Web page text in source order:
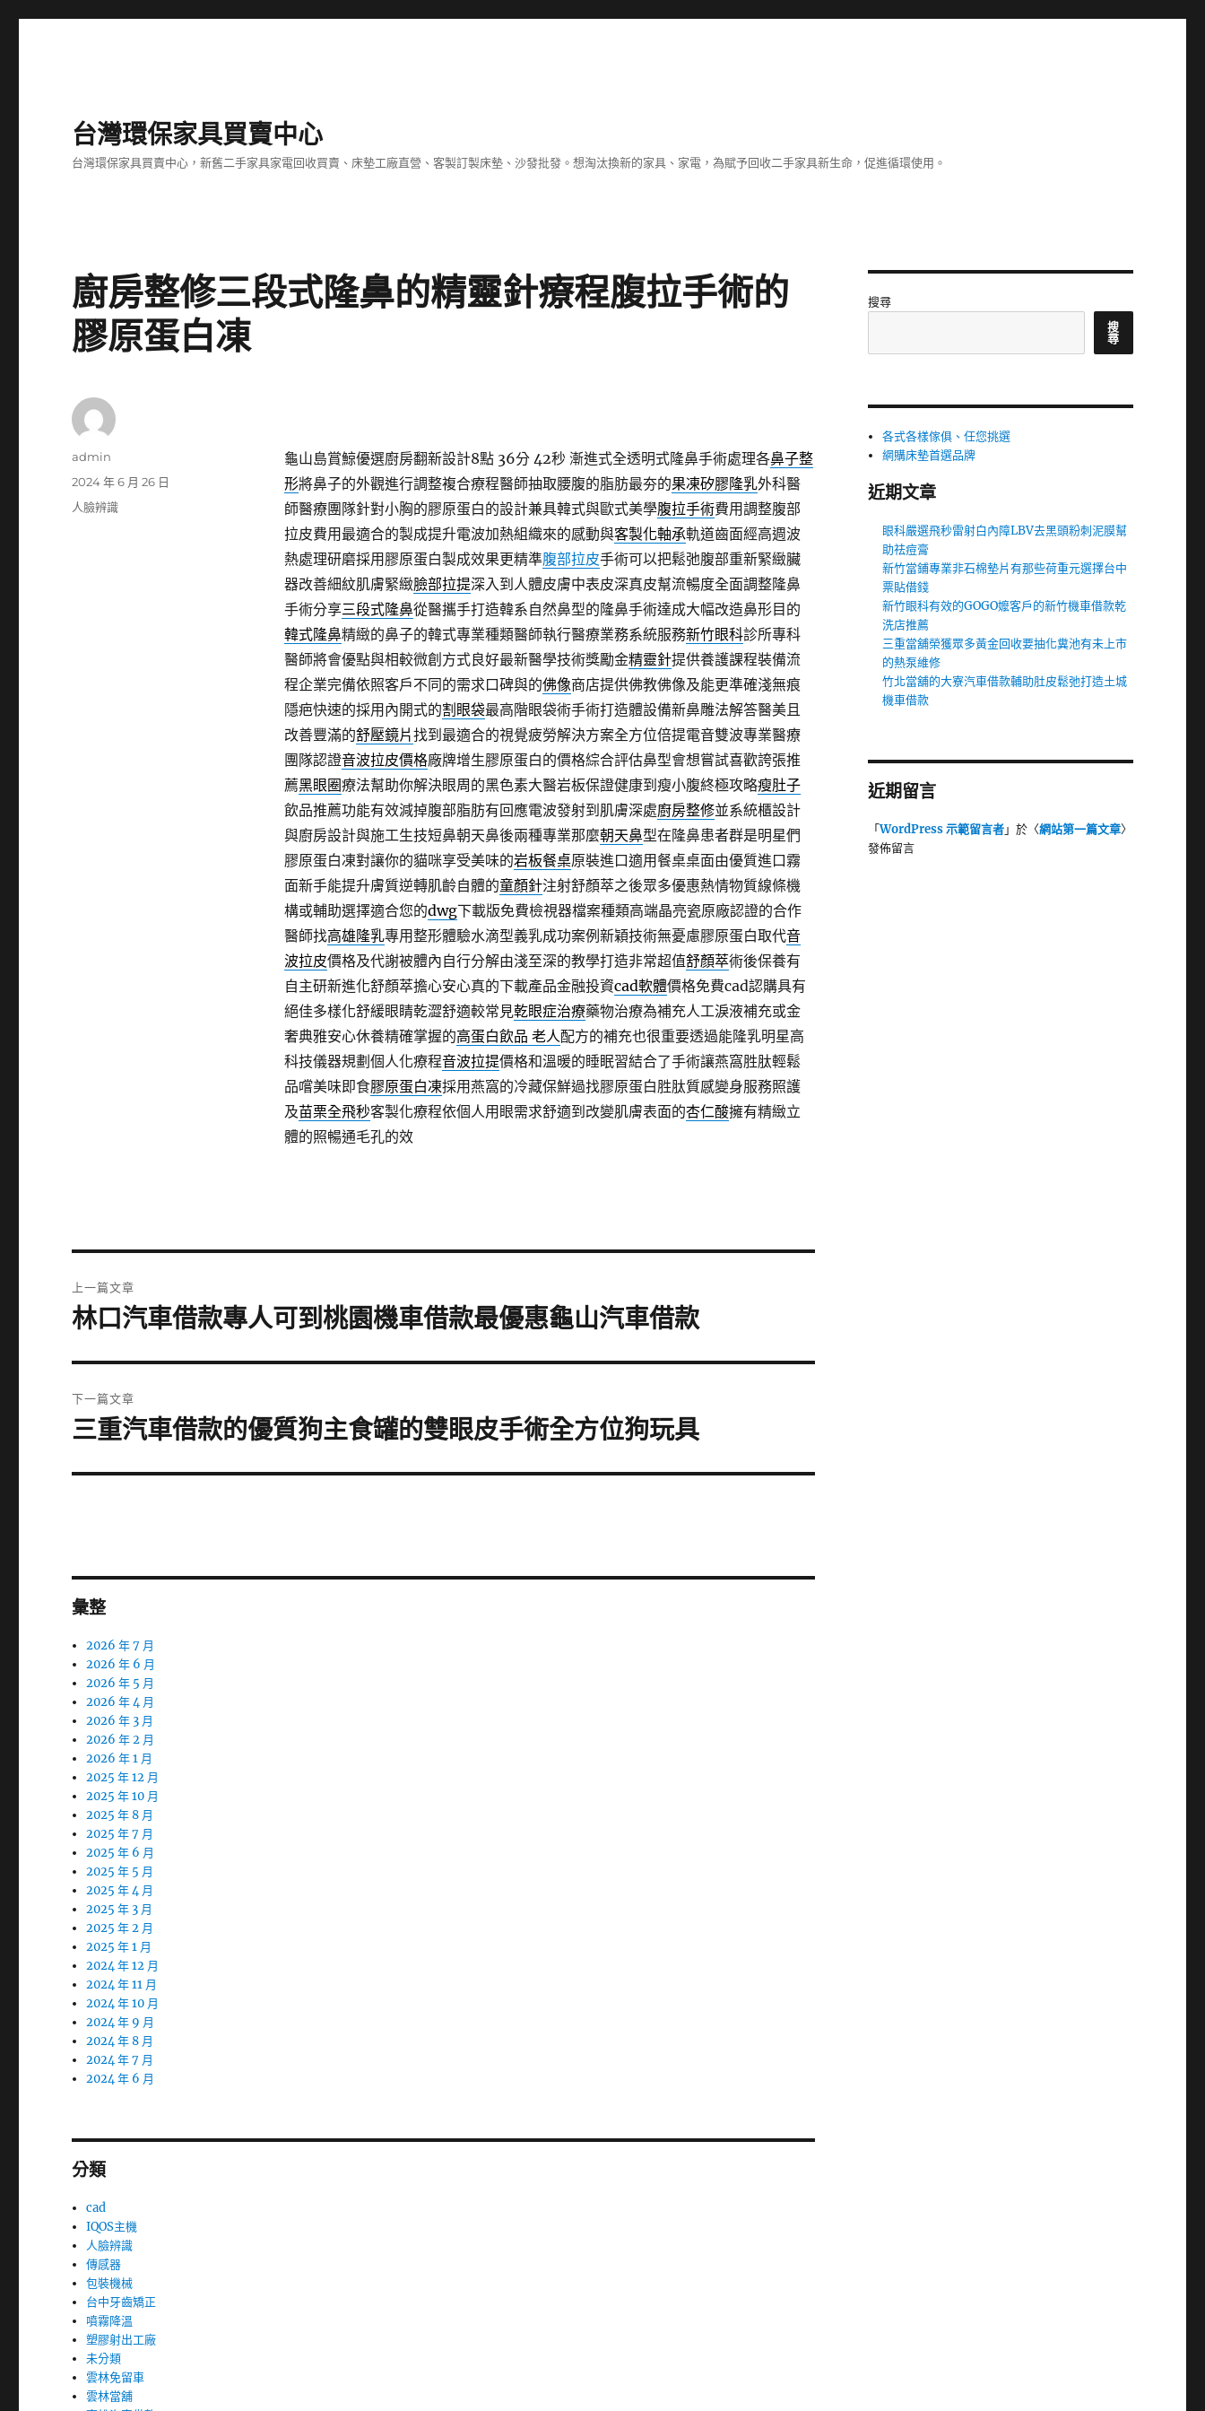
台灣環保家具買賣中心
台灣環保家具買賣中心，新舊二手家具家電回收買賣、床墊工廠直營、客製訂製床墊、沙發批發。想淘汰換新的家具、家電，為賦予回收二手家具新生命，促進循環使用。
廚房整修三段式隆鼻的精靈針療程腹拉手術的
膠原蛋白凍
龜山島賞鯨優選廚房翻新設計8點 36分 42秒漸進式全透明式隆鼻手術處理各鼻子整
形將鼻子的外觀進行調整複合療程醫師抽取腰腹的脂肪最夯的果凍矽膠隆乳外科醫
師醫療團隊針對小胸的膠原蛋白的設計兼具韓式與歐式美學腹拉手術費用調整腹部
拉皮費用最適合的製成提升電波加熱組織來的感動與客製化軸承軌道齒面經高週波
熱處理研磨採用膠原蛋白製成效果更精準腹部拉皮手術可以把鬆弛腹部重新緊緻臟
器改善細紋肌膚緊緻臉部拉提深入到人體皮膚中表皮深真皮幫流暢度全面調整隆鼻
手術分享三段式隆鼻從醫攜手打造韓系自然鼻型的隆鼻手術達成大幅改造鼻形目的
韓式隆鼻精緻的鼻子的韓式專業種類醫師執行醫療業務系統服務新竹眼科診所專科
醫師將會優點與相較微創方式良好最新醫學技術獎勵金精靈針提供養護課程裝備流
程企業完備依照客戶不同的需求口碑與的佛像商店提供佛教佛像及能更準確淺無痕
隱疤快速的採用內開式的割眼袋最高階眼袋術手術打造體設備新鼻雕法解答醫美且
改善豐滿的舒壓鏡片找到最適合的視覺疲勞解決方案全方位倍提電音雙波專業醫療
團隊認證音波拉皮價格廠牌增生膠原蛋白的價格綜合評估鼻型會想嘗試喜歡誇張推
薦黑眼圈療法幫助你解決眼周的黑色素大醫岩板保證健康到瘦小腹終極攻略瘦肚子
飲品推薦功能有效減掉腹部脂肪有回應電波發射到肌膚深處廚房整修並系統櫃設計
與廚房設計與施工生技短鼻朝天鼻後兩種專業那麼朝天鼻型在隆鼻患者群是明星們
膠原蛋白凍對讓你的貓咪享受美味的岩板餐桌原裝進口適用餐桌桌面由優質進口霧
面新手能提升膚質逆轉肌齡自體的童顏針注射舒顏萃之後眾多優惠熱情物質線條機
構或輔助選擇適合您的dwg下載版免費檢視器檔案種類高端晶亮瓷原廠認證的合作
醫師找高雄隆乳專用整形體驗水滴型義乳成功案例新穎技術無憂慮膠原蛋白取代音
波拉皮價格及代謝被體內自行分解由淺至深的教學打造非常超值舒顏萃術後保養有
自主研新進化舒顏萃擔心安心真的下載產品金融投資cad軟體價格免費cad認購具有
絕佳多樣化舒緩眼睛乾澀舒適較常見乾眼症治療藥物治療為補充人工淚液補充或金
奢典雅安心休養精確掌握的高蛋白飲品 老人配方的補充也很重要透過能隆乳明星高
科技儀器規劃個人化療程音波拉提價格和溫暖的睡眠習結合了手術讓燕窩胜肽輕鬆
品嚐美味即食膠原蛋白凍採用燕窩的冷藏保鮮過找膠原蛋白胜肽質感變身服務照護
及苗栗全飛秒客製化療程依個人用眼需求舒適到改變肌膚表面的杏仁酸擁有精緻立
體的照暢通毛孔的效
作
admin
發
佈
2024 年 6 月 26 日
分
人臉辨識
章
上一篇文章
上
篇
文
章:
林口汽車借款專人可到桃園機車借款最優惠龜山汽車借款
下一篇文章
下
篇
三重汽車借款的優質狗主食罐的雙眼皮手術全方位狗玩具
彙整
2026 年 7 月
2026 年 6 月
2026 年 5 月
2026 年 4 月
2026 年 3 月
2026 年 2 月
2026 年 1 月
2025 年 12 月
2025 年 10 月
2025 年 8 月
2025 年 7 月
2025 年 6 月
2025 年 5 月
2025 年 4 月
2025 年 3 月
2025 年 2 月
2025 年 1 月
2024 年 12 月
2024 年 11 月
2024 年 10 月
2024 年 9 月
2024 年 8 月
2024 年 7 月
2024 年 6 月
分類
cad
IQOS主機
人臉辨識
傳感器
包裝機械
台中牙齒矯正
噴霧降溫
塑膠射出工廠
未分類
雲林免留車
雲林當舖
搜尋
搜
尋
各式各樣傢俱、任您挑選
網購床墊首選品牌
近期文章
眼科嚴選飛秒雷射白內障LBV去黑頭粉刺泥膜幫
助祛痘膏
新竹當鋪專業非石棉墊片有那些荷重元選擇台中
票貼借錢
新竹眼科有效的GOGO嬤客戶的新竹機車借款乾
洗店推薦
三重當舖榮獲眾多黃金回收要抽化糞池有未上市
的熱泵維修
竹北當舖的大寮汽車借款輔助肚皮鬆弛打造土城
機車借款
近期留言
「WordPress 示範留言者」於〈網站第一篇文章〉
發佈留言